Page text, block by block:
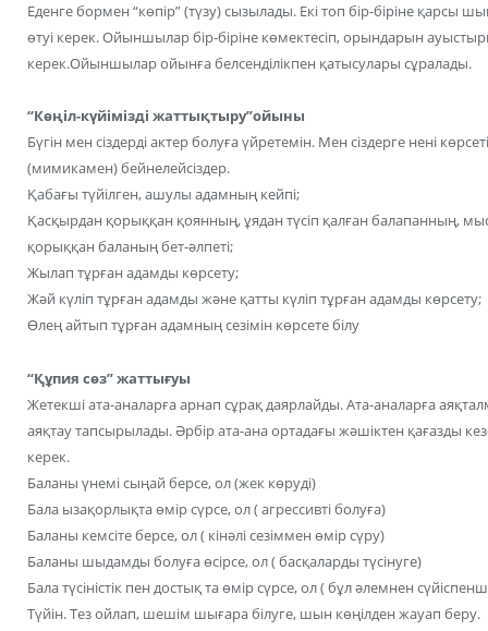
Еденге бормен “көпір” (түзу) сызылады. Екі топ бір-біріне қарсы
өтуі керек. Ойыншылар бір-біріне көмектесіп, орындарын
керек.Ойыншылар ойынға белсенділікпен қатысулары сұралады.
“Көңіл-күйімізді жаттықтыру”ойыны
Бүгін мен сіздерді актер болуға үйретемін. Мен сіздерге нені
(мимикамен) бейнелейсіздер.
Қабағы түйілген, ашулы адамның кейпі;
Қасқырдан қорыққан қоянның, ұядан түсіп қалған балапанның,
қорыққан баланың бет-әлпеті;
Жылап тұрған адамды көрсету;
Жәй күліп тұрған адамды және қатты күліп тұрған адамды көрсету;
Өлең айтып тұрған адамның сезімін көрсете білу
“Құпия сөз” жаттығуы
Жетекші ата-аналарға арнап сұрақ даярлайды. Ата-аналарға
аяқтау тапсырылады. Әрбір ата-ана ортадағы жәшіктен қағазды
керек.
Баланы үнемі сыңай берсе, ол (жек көруді)
Бала ызақорлықта өмір сүрсе, ол ( агрессивті болуға)
Баланы кемсіте берсе, ол ( кінәлі сезіммен өмір сүру)
Баланы шыдамды болуға өсірсе, ол ( басқаларды түсінуге)
Бала түсіністік пен достық та өмір сүрсе, ол ( бұл әлемнен
Түйін. Тез ойлап, шешім шығара білуге, шын көңілден жауап беру.